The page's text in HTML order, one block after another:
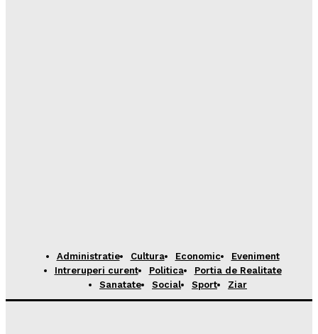
Administratie Cultura Economic
Eveniment
Intreruperi curent
Politica
Portia de Realitate
Sanatate
Social Sport Ziar